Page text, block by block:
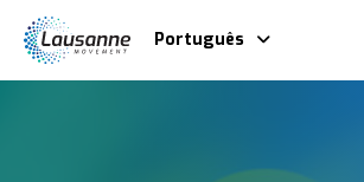
Português